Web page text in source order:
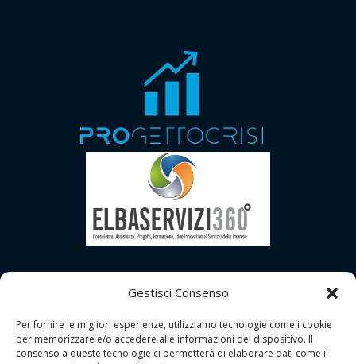
Gestisci Consenso
Per fornire le migliori esperienze, utilizziamo tecnologie come i cookie
per memorizzare e/o accedere alle informazioni del dispositivo. Il
consenso a queste tecnologie ci permetterà di elaborare dati come il